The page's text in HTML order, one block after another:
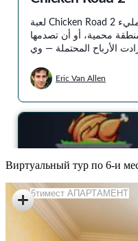
Виртуальный тур по 6-и